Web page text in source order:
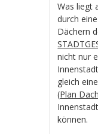
Was liegt
durch
Dächern
nicht nur
gleich
(Plan
können.